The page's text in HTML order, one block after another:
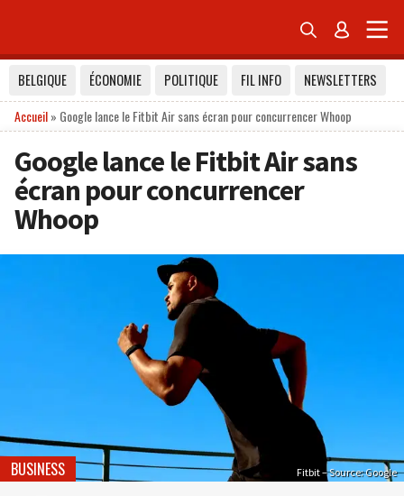
 
BELGIQUE ÉCONOMIE POLITIQUE FIL INFO
NEWSLETTERS
Accueil» Google lance le Fitbit Air sans écran pour concurrencer Whoop
Google lance le Fitbit Air sans
écran pour concurrencer
Whoop
Fitbit – Source: Google
BUSINESS